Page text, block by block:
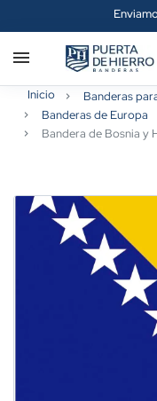
Inicio Banderas
Banderas de Europa
Bandera de Bosnia y